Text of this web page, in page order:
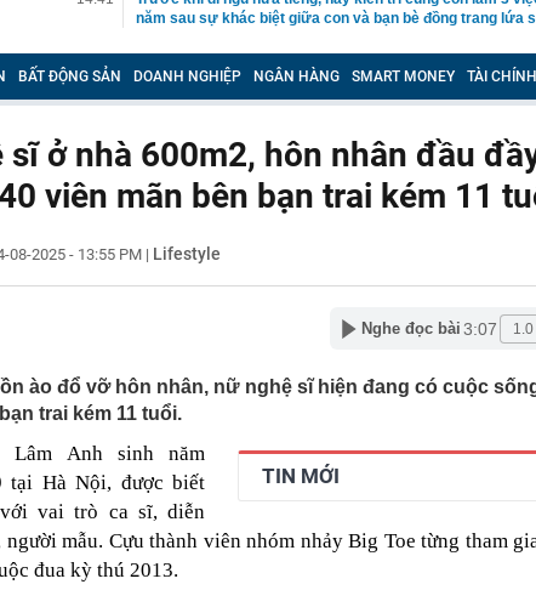
năm sau sự khác biệt giữa con và bạn bè đồng trang lứa
14:40
Vì sao ì ạch làm hạ tầng sạc xe điện trên cao tốc Bắc -
14:39
Nhà vàng bị 'sờ gáy': Bảo Tín Mạnh Hải, Mi Hồng làm ăn
14:29
Ra lệnh bắt tạm giam nguyên Trưởng Ban quản lý chung
Tuấn SN 1977
14:20
Honda chính thức ra mắt xe tay côn cổ điển 150 cc giá 30
14:00
Từng tiết kiệm hơn nửa thu nhập, tôi mới hiểu “càng ít tiêu
lời khuyên nguy hiểm
13:54
Một cổ đông lớn muốn tăng sở hữu tại Digiworld
13:50
Cụ bà 111 tuổi vẫn ra đồng, tiết lộ những thói quen duy trì
thập kỷ
13:47
Nhu cầu tìm kiếm việc làm tăng vọt, lộ diện 'ngành hot'
13:43
Giá gạo châu Á duy trì ở mức cao
BẤT ĐỘNG SẢN DOANH NGHIỆP NGÂN HÀNG SMART MONEY TÀI
sĩ ở nhà 600m2, hôn nhân đầu
viên mãn bên bạn trai kém 11
08-2025 - 13:55 PM | Lifestyle
Nghe đọc bài 3:07
ào đổ vỡ hôn nhân, nữ nghệ sĩ hiện đang có cuộc
trai kém 11 tuổi.
TIN MỚI
Lâm Anh sinh năm
tại Hà Nội, được biết
vai trò ca sĩ, diễn
người mẫu. Cựu thành viên nhóm nhảy Big Toe từng tham
đua kỳ thú 2013.